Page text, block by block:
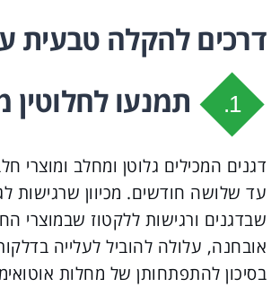
דרכים להקלה טבעית
1. תמנעו לחלוטין
דגנים המכילים גלוטן ומחלב ומוצרי
עד שלושה חודשים. מכיוון שרגישות
שבדגנים ורגישות ללקטוז שבמוצרי
אובחנה, עלולה להוביל לעלייה
בסיכון להתפתחותן של מחלות